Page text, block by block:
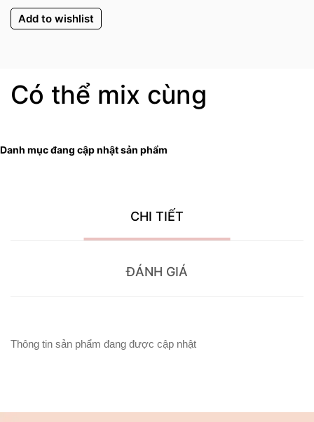
Add to wishlist
Có thể mix cùng
Danh mục đang cập nhật sản phẩm
CHI TIẾT
ĐÁNH GIÁ
Thông tin sản phẩm đang được cập nhật